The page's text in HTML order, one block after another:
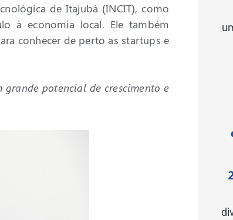
de Itajubá (INCIT), como
à economia local. Ele também
conhecer de perto as startups e
grande potencial de crescimento e